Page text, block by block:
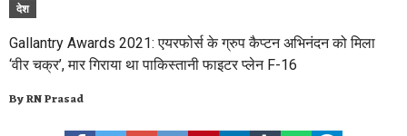
देश
Gallantry Awards 2021: एयरफोर्स के ग्रुप कैप्टन अभिनंदन को मिला
‘वीर चक्र’, मार गिराया था पाकिस्तानी फाइटर प्लेन F-16
ByRN Prasad